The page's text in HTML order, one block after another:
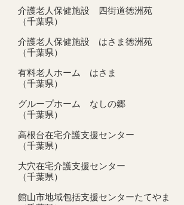
介護老人保健施設 四街道徳洲苑
（千葉県）
介護老人保健施設 はさま徳洲苑
（千葉県）
有料老人ホーム はさま
（千葉県）
グループホーム なしの郷
（千葉県）
高根台在宅介護支援センター
（千葉県）
大穴在宅介護支援センター
（千葉県）
館山市地域包括支援センターたてやま